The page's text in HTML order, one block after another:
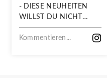
- DIESE NEUHEITEN
WILLST DU NICHT
VERPASSEN!
Kommentieren...